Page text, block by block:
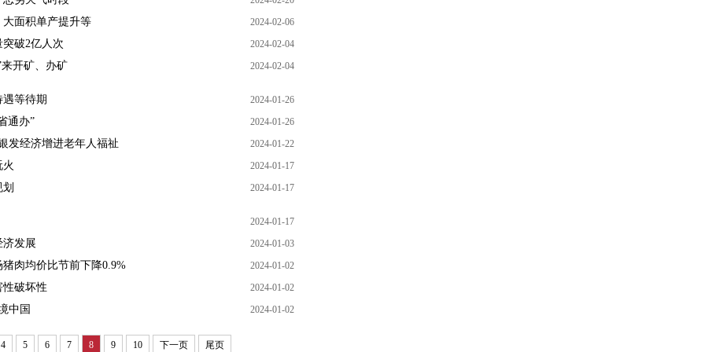
面积单产提升等 2024-02-06
破2亿人次 2024-02-04
开矿、办矿 2024-02-04
等待期 2024-01-26
通办” 2024-01-26
发经济增进老年人福祉 2024-01-22
2024-01-17
2024-01-17
2024-01-17
济发展 2024-01-03
肉均价比节前下降0.9% 2024-01-02
破坏性 2024-01-02
中国 2024-01-02
4 5 6 7 8 9 10 下一页 尾页